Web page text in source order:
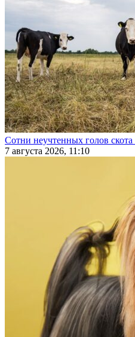
Сотни неучтенных голов
7 августа 2026, 11:10